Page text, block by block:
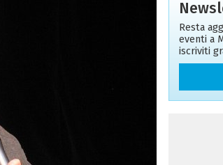
Resta
eventi a
iscriviti